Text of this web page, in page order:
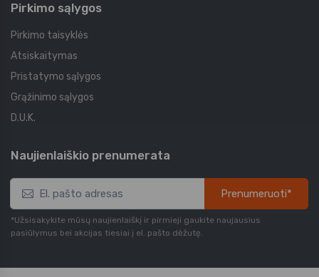
Pirkimo sąlygos
Pirkimo taisyklės
Atsiskaitymas
Pristatymo sąlygos
Grąžinimo sąlygos
D.U.K.
Naujienlaiškio prenumerata
Prenumeruoti*
*Užsisakykite mūsų naujienlaiškį ir pirmieji gaukite naujausius
pasiūlymus bei akcijas tiesiai į el. pašto dėžutę.